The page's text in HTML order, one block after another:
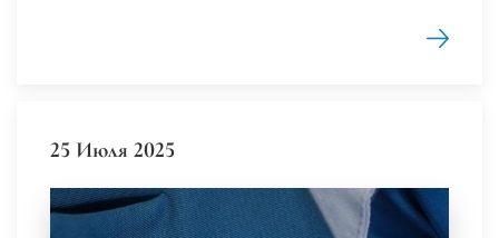
25 Июля 2025